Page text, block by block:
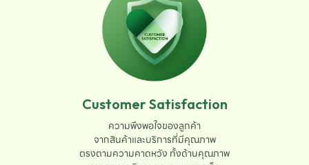
Customer Satisfaction
ความพึงพอใจของลูกค้า
จากสินค้าและบริการที่มีคุณภาพ
ตรงตามความคาดหวัง ทั้งด้านคุณภาพ